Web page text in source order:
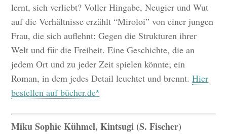
lernt, sich verliebt? Voller Hingabe, Neugier und Wut
auf die Verhältnisse erzählt “Miroloi” von einer jungen
Frau, die sich auflehnt: Gegen die Strukturen ihrer
Welt und für die Freiheit. Eine Geschichte, die an
jedem Ort und zu jeder Zeit spielen könnte; ein
Roman, in dem jedes Detail leuchtet und brennt.Hier
bestellen auf bücher.de
Miku Sophie Kühmel, Kintsugi (S. Fischer)